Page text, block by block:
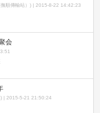
順傳輸站）) | 2015-8-22 14:42:23
会
| 2015-5-21 21:50:24